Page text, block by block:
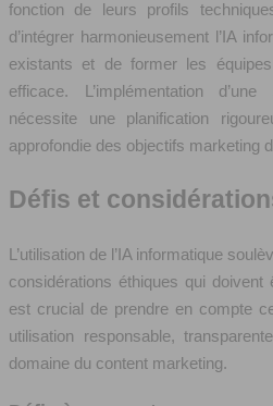
fonction de leurs profils
d’intégrer harmonieusement l’IA
existants et de former les
efficace. L’implémentation
nécessite une planification
approfondie des objectifs marketing
Défis et
L’utilisation de l’IA informatique
considérations éthiques qui
est crucial de prendre en compte
utilisation responsable,
domaine du content marketing.